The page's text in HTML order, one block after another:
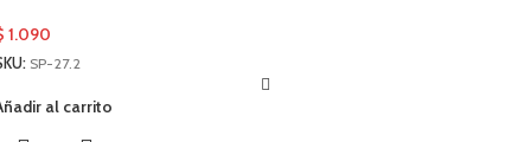
1.090
SP-27.2
al carrito